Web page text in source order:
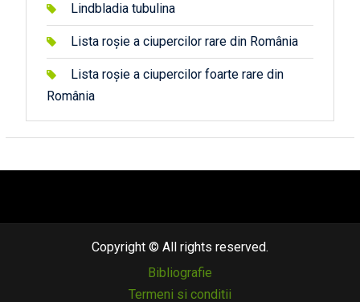
Lindbladia tubulina
Lista roșie a ciupercilor rare din România
Lista roșie a ciupercilor foarte rare din
România
Copyright © All rights reserved.
Bibliografie
Termeni si conditii